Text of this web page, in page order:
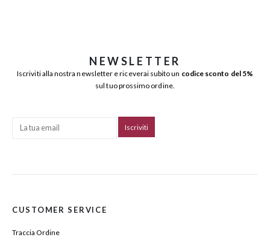
NEWSLETTER
Iscriviti alla nostra newsletter e riceverai subito un codice sconto del 5%
sul tuo prossimo ordine.
CUSTOMER SERVICE
Traccia Ordine